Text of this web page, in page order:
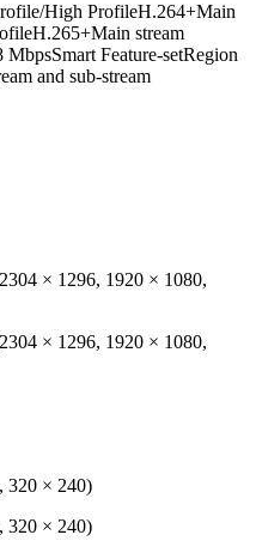
High ProfileH.264+Main
stream
Feature-setRegion
and sub-stream
× 1296, 1920 × 1080,
× 1296, 1920 × 1080,
320 × 240)
320 × 240)